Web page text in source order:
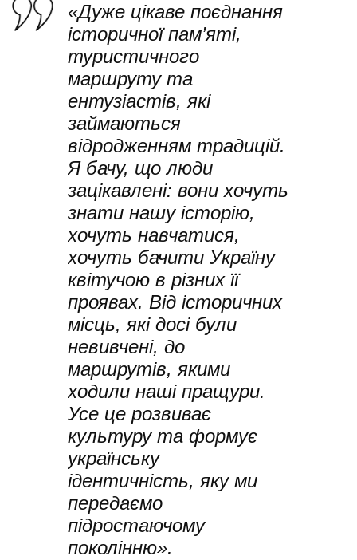
«Дуже цікаве поєднання
історичної пам’яті,
туристичного
маршруту та
ентузіастів, які
займаються
відродженням традицій.
Я бачу, що люди
зацікавлені: вони хочуть
знати нашу історію,
хочуть навчатися,
хочуть бачити Україну
квітучою в різних її
проявах. Від історичних
місць, які досі були
невивчені, до
маршрутів, якими
ходили наші пращури.
Усе це розвиває
культуру та формує
українську
ідентичність, яку ми
передаємо
підростаючому
поколінню».